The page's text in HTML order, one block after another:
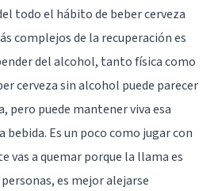
todo el hábito de beber cerveza
complejos de la recuperación es
del alcohol, tanto física como
cerveza sin alcohol puede parecer
pero puede mantener viva esa
Es un poco como jugar con
vas a quemar porque la llama es
es mejor alejarse